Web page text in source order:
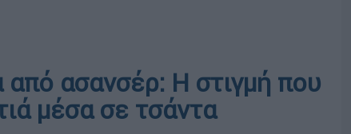
από ασανσέρ: Η στιγμή που
μέσα σε τσάντα